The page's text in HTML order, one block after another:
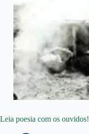
Leia poesia com os ouvidos!